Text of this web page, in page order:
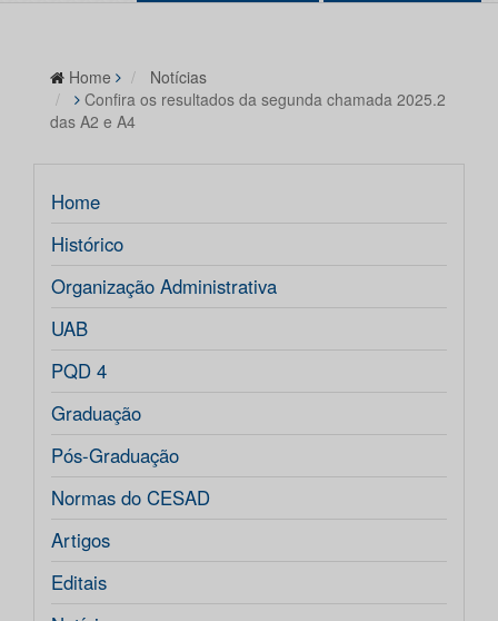
Home
Notícias
Confira os resultados da segunda chamada 2025.2
das A2 e A4
Home
Histórico
Organização Administrativa
UAB
PQD 4
Graduação
Pós-Graduação
Normas do CESAD
Artigos
Editais